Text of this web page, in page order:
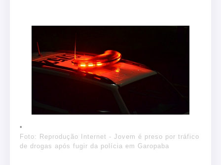
Foto: Reprodução Internet - Jovem é preso por tráfico
de drogas após fugir da polícia em Garopaba